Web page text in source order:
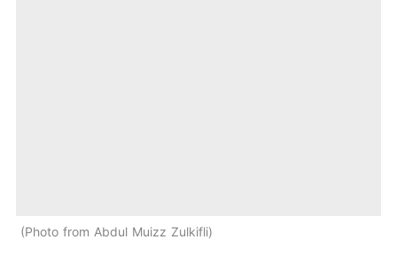
Photo from Abdul Muizz Zulkifli